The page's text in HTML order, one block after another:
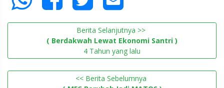
Berita Selanjutnya >>
( Berdakwah Lewat Ekonomi Santri )
4 Tahun yang lalu
<< Berita Sebelumnya